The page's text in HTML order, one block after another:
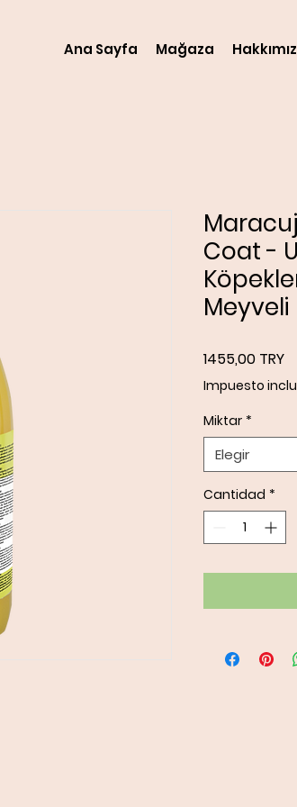
Ana Sayfa Mağaza
Coat -
Meyveli
1455,00 TRY
Impuesto
Miktar *
Elegir
Cantidad *